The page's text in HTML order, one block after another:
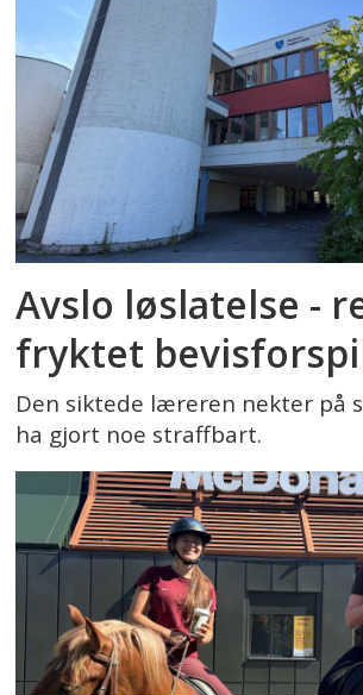
Avslo løslatelse -
fryktet
Den siktede læreren nekter på
ha gjort noe straffbart.